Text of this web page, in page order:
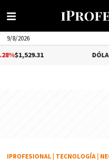
9/8/2026
-1.25%
IPROFESIONAL TECNOLOGÍA